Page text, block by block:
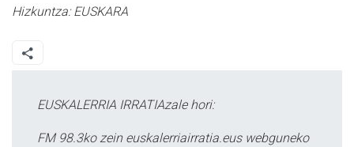
Hizkuntza:EUSKARA
EUSKALERRIA IRRATIAzale hori:
FM 98.3ko zein euskalerriairratia.eus webguneko